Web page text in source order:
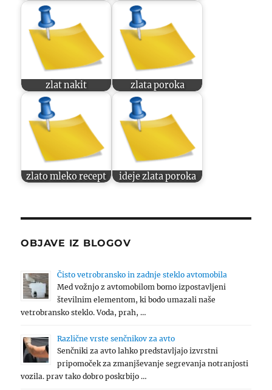
zlat nakit zlata poroka
zlato mleko recept ideje zlata poroka
OBJAVE IZ BLOGOV
Čisto vetrobransko in zadnje steklo avtomobila
Med vožnjo z avtomobilom bomo izpostavljeni
številnim elementom, ki bodo umazali naše
vetrobransko steklo. Voda, prah, …
Različne vrste senčnikov za avto
Senčniki za avto lahko predstavljajo izvrstni
pripomoček za zmanjševanje segrevanja notranjosti
vozila. prav tako dobro poskrbijo …